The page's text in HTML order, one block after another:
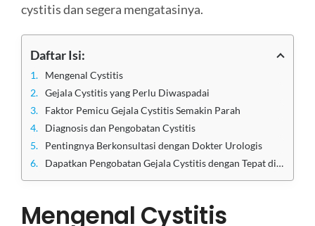
cystitis dan segera mengatasinya.
Daftar Isi:
Mengenal Cystitis
Gejala Cystitis yang Perlu Diwaspadai
Faktor Pemicu Gejala Cystitis Semakin Parah
Diagnosis dan Pengobatan Cystitis
Pentingnya Berkonsultasi dengan Dokter Urologis
Dapatkan Pengobatan Gejala Cystitis dengan Tepat di Klinik Utama Sentosa
Mengenal Cystitis